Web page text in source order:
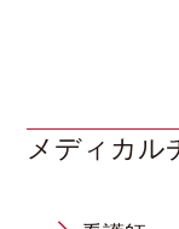
メディカル